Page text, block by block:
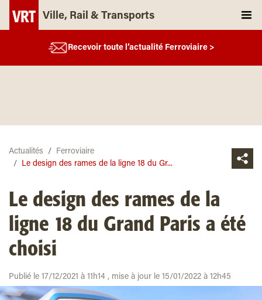
Ville, Rail & Transports
Recevoir toute l’actualité Ferroviaire >
Actualités
Ferroviaire
Le design des rames de la ligne 18 du Gr...
Le design des rames de la
ligne 18 du Grand Paris a été
choisi
Publié le 17/12/2021 à 11h14 , mise à jour le 15/01/2022 à 12h45